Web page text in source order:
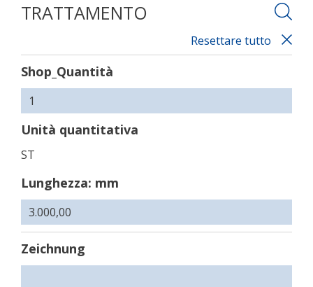
TRATTAMENTO
Resettare tutto
Shop_Quantità
Unità quantitativa
ST
Lunghezza: mm
Zeichnung